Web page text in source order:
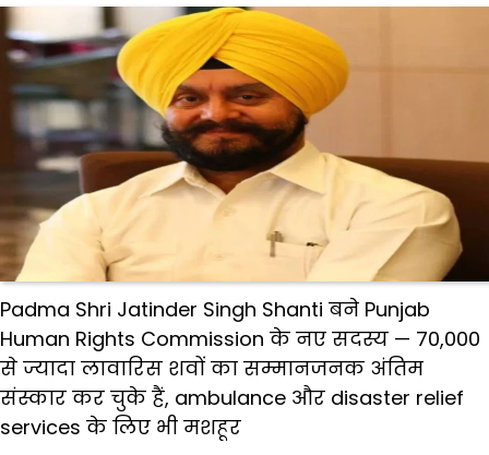
Padma Shri Jatinder Singh Shanti बने Punjab
Human Rights Commission के नए सदस्य — 70,000
से ज्यादा लावारिस शवों का सम्मानजनक अंतिम
संस्कार कर चुके हैं, ambulance और disaster relief
services के लिए भी मशहूर